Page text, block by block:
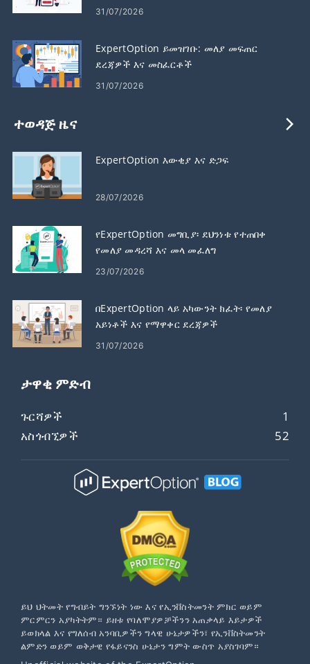
31/07/2026
ExpertOption ይመዝገቡ: መለያ መፍጠር
ደረጃዎች እና መስፈርቶች
31/07/2026
ተወዳጅ ዜና
ExpertOption እውቂያ እና ድጋፍ
28/07/2026
የExpertOption መግቢያ፡ ደህንነቱ የተጠበቀ
የመለያ መዳረሻ እና መላ መፈለግ
23/07/2026
በExpertOption ላይ አካውንት ክፈት፡ የመለያ
አይነቶች እና የማዋቀር ደረጃዎች
31/07/2026
ታዋቂ ምድብ
ጉርሻዎች
1
አስጎብኚዎች
52
ይህ ህትመት የግብይት ግንኙነት ነው እና የኢንቨስትመንት ምክር ወይም
ምርምርን አያካትትም። ይዘቱ የባለሞያዎቻችንን አጠቃላይ እይታዎች
ይወክላል እና የግለሰብ አንባቢዎችን ግላዊ ሁኔታዎችን፣ የኢንቨስትመንት
ልምድን ወይም ወቅታዊ የፋይናንስ ሁኔታን ግምት ውስጥ አያስገባም።